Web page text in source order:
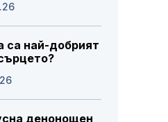
са най-добрият
денонощен